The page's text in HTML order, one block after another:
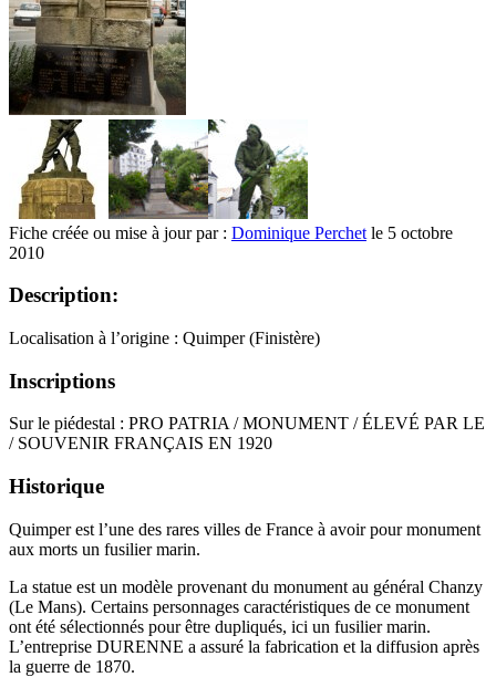
Fiche créée ou mise à jour par : Dominique Perchet le 5 octobre
2010
Description:
Localisation à l’origine : Quimper (Finistère)
Inscriptions
Sur le piédestal : PRO PATRIA / MONUMENT / ÉLEVÉ PAR LE
/ SOUVENIR FRANÇAIS EN 1920
Historique
Quimper est l’une des rares villes de France à avoir pour monument
aux morts un fusilier marin.
La statue est un modèle provenant du monument au général Chanzy
(Le Mans). Certains personnages caractéristiques de ce monument
ont été sélectionnés pour être dupliqués, ici un fusilier marin.
L’entreprise DURENNE a assuré la fabrication et la diffusion après
la guerre de 1870.